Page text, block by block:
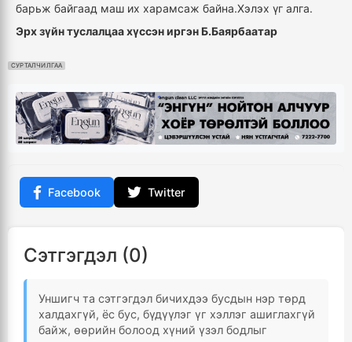
барьж байгаад маш их харамсаж байна.Хэлэх үг алга.
Эрх зүйн туслалцаа хүссэн иргэн Б.Баярбаатар
СУРТАЛЧИЛГАА
Facebook Twitter
Сэтгэгдэл (0)
Уншигч та сэтгэгдэл бичихдээ бусдын нэр төрд
халдахгүй, ёс бус, бүдүүлэг үг хэллэг ашиглахгүй
байж, өөрийн болоод хүний үзэл бодлыг